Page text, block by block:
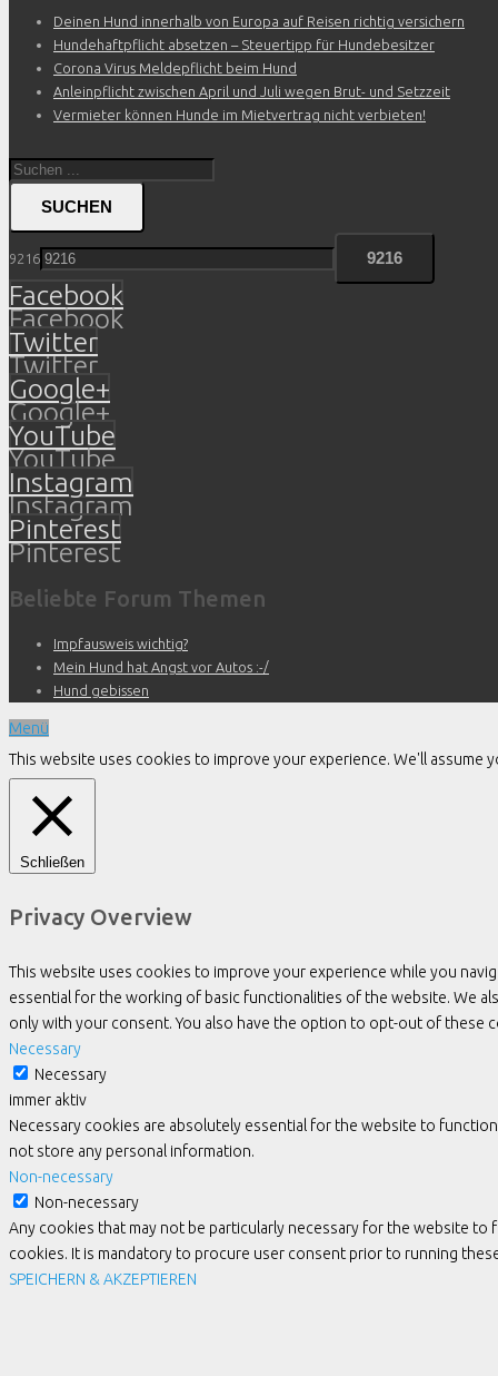
Deinen Hund innerhalb von Europa auf Reisen richtig versichern
Hundehaftpflicht absetzen – Steuertipp für Hundebesitzer
Corona Virus Meldepflicht beim Hund
Anleinpflicht zwischen April und Juli wegen Brut- und Setzzeit
Vermieter können Hunde im Mietvertrag nicht verbieten!
SUCHEN
9216
Facebook
Facebook
Twitter
Twitter
Google+
Google+
YouTube
YouTube
Instagram
Instagram
Pinterest
Pinterest
Beliebte Forum Themen
Impfausweis wichtig?
Mein Hund hat Angst vor Autos :-/
Hund gebissen
Menü
This website uses cookies to improve your experience. We'll
Schließen
Privacy Overview
This website uses cookies to improve your experience while you
essential for the working of basic functionalities of the website. We
only with your consent. You also have the option to opt-out of these
Necessary
Necessary
immer aktiv
Necessary cookies are absolutely essential for the website to
not store any personal information.
Non-necessary
Non-necessary
Any cookies that may not be particularly necessary for the website
cookies. It is mandatory to procure user consent prior to running
SPEICHERN & AKZEPTIEREN